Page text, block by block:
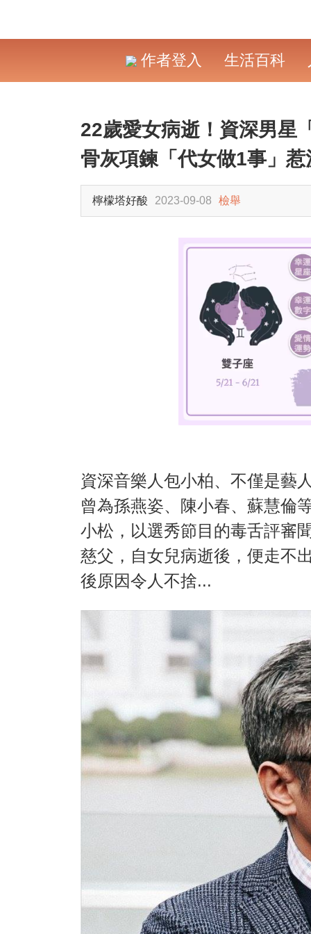
作者登入 生活百科
22歲愛女病逝！資深男
骨灰項鍊「代女做1事」惹
檸檬塔好酸 2023-09-08 檢舉
資深音樂人包小柏、不僅是藝
曾為孫燕姿、陳小春、蘇慧倫
小松，以選秀節目的毒舌評審
慈父，自女兒病逝後，便走不
後原因令人不捨...